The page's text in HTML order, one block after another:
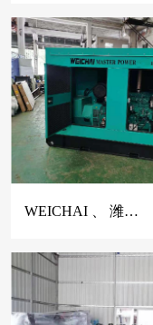
WEICHAI 、 潍柴静音发电机、潍柴发电机、150KVA潍柴发电机、佛山潍柴发电机